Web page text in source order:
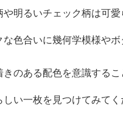
や明るいチェック柄は可
な色合いに幾何学模様や
きのある配色を意識する
しい一枚を見つけてみてく